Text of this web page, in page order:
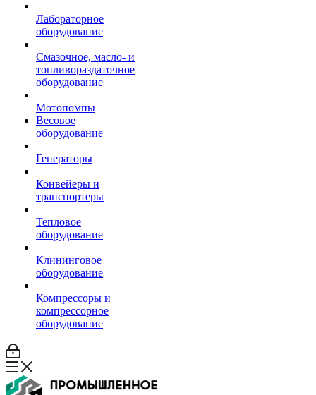
Лабораторное
оборудование
Смазочное, масло- и
топливораздаточное
оборудование
Мотопомпы
Весовое
оборудование
Генераторы
Конвейеры и
транспортеры
Тепловое
оборудование
Клининговое
оборудование
Компрессоры и
компрессорное
оборудование